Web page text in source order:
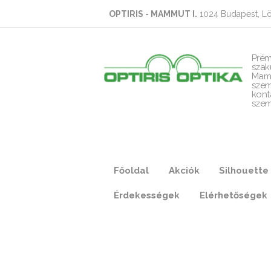
OPTIRIS - MAMMUT I. 1024 Budapest,
Főoldal Akciók Silhouette
Érdekességek Elérhetőségek